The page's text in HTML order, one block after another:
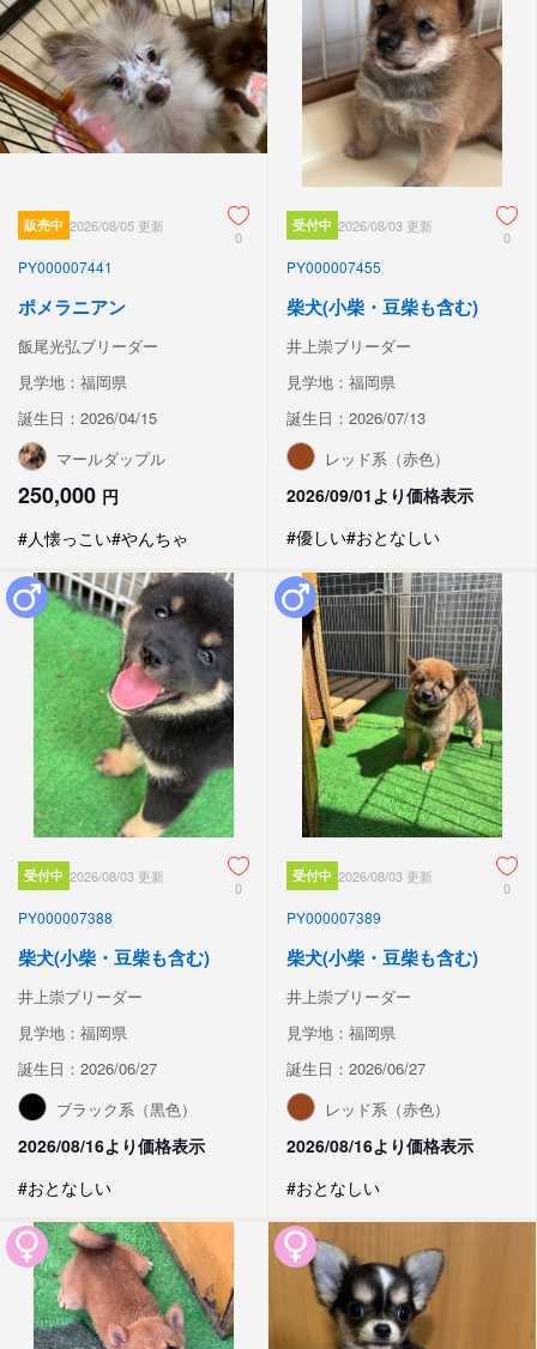
販売中 2026/08/05 更新
0
PY000007441
ポメラニアン
飯尾光弘ブリーダー
見学地：福岡県
誕生日：2026/04/15
マールダップル
250,000 円
#人懐っこい#やんちゃ
受付中 2026/08/03 更新
0
PY000007455
柴犬(小柴・豆柴も含む)
井上崇ブリーダー
見学地：福岡県
誕生日：2026/07/13
レッド系（赤色）
2026/09/01より価格表示
#優しい#おとなしい
受付中 2026/08/03 更新
0
PY000007388
柴犬(小柴・豆柴も含む)
井上崇ブリーダー
見学地：福岡県
誕生日：2026/06/27
ブラック系（黒色）
2026/08/16より価格表示
#おとなしい
受付中 2026/08/03 更新
0
PY000007389
柴犬(小柴・豆柴も含む)
井上崇ブリーダー
見学地：福岡県
誕生日：2026/06/27
レッド系（赤色）
2026/08/16より価格表示
#おとなしい